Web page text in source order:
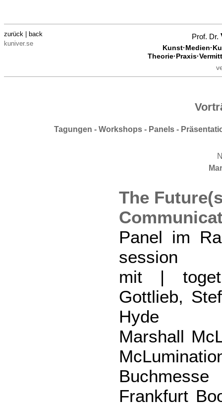
zurück | back
kuniver.se
Prof. Dr.
Tagungen - Workshops - Panels -
The
Panel im
session
mit |
Gottlieb,
Hyde
Marshall
Frankfurt